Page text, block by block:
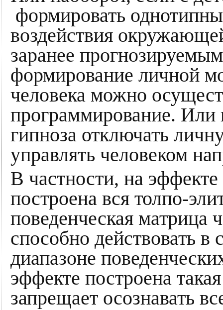
формировать
воздействия
заранее
формирование личной
человека можно
программирование. Или
гипноза отключать
управлять человеком
В частности, на
построена вся толпо-
поведенческая матрица
способно действовать в
диапазоне
эффекте построена
запрещает осознавать